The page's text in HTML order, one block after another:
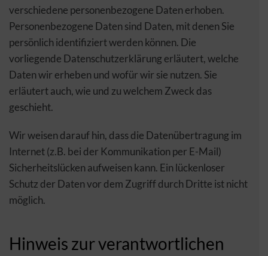
verschiedene personenbezogene Daten erhoben.
Personenbezogene Daten sind Daten, mit denen Sie
persönlich identifiziert werden können. Die
vorliegende Datenschutzerklärung erläutert, welche
Daten wir erheben und wofür wir sie nutzen. Sie
erläutert auch, wie und zu welchem Zweck das
geschieht.
Wir weisen darauf hin, dass die Datenübertragung im
Internet (z.B. bei der Kommunikation per E-Mail)
Sicherheitslücken aufweisen kann. Ein lückenloser
Schutz der Daten vor dem Zugriff durch Dritte ist nicht
möglich.
Hinweis zur verantwortlichen